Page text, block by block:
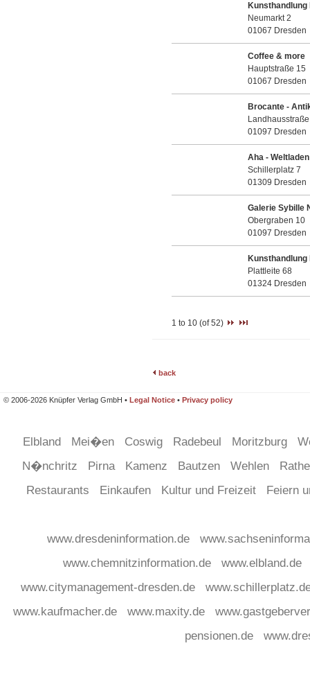
Kunsthandlung
Neumarkt 2
01067 Dresden
Coffee & more
Hauptstraße 15
01067 Dresden
Brocante -
01097 Dresden
Aha -
Schillerplatz 7
01309 Dresden
Galerie Sybille
Obergraben 10
01097 Dresden
Kunsthandlung
Plattleite 68
01324 Dresden
1 to 10 (of 52)
back
© 2006-2026 Knüpfer Verlag GmbH • Legal Notice • Privacy policy
Elbland Mei�en Coswig Radebeul Moritzburg
N�nchritz
Pirna Kamenz Bautzen Wehlen
Restaurants
Einkaufen Kultur und Freizeit Feiern
www.dresdeninformation.de
www.chemnitzinformation.de
www.elbland.de
www.citymanagement-dresden.de
www.kaufmacher.de
www.maxity.de
pensionen.de